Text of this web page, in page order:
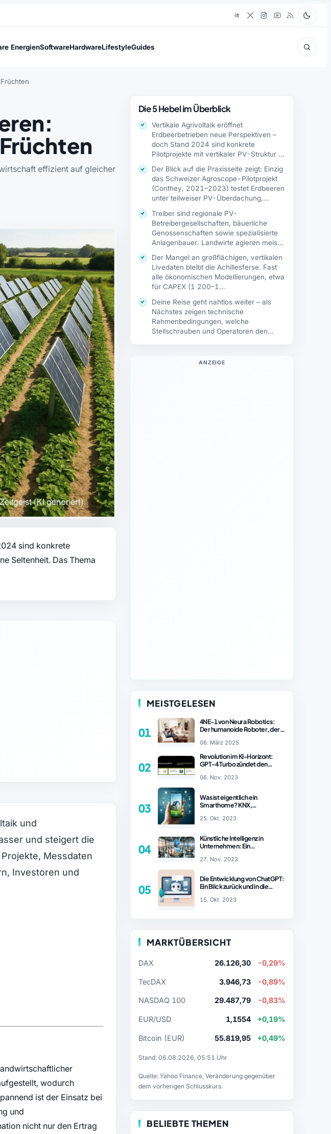
EnergienSoftwareHardwareLifestyleGuides
effizient auf gleicher
sind konkrete
Seltenheit. Das Thema
und
und steigert die
Messdaten
Investoren und
wodurch
ist der Einsatz bei
und
nicht nur den Ertrag
Die 5 Hebel im Überblick
Vertikale Agrivoltaik eröffnet
Erdbeerbetrieben neue Perspektiven –
doch Stand 2024 sind konkrete
Pilotprojekte mit vertikaler PV-Struktur in
Der Blick auf die Praxisseite zeigt: Einzig
das Schweizer Agroscope-Pilotprojekt
(Conthey, 2021–2023) testet Erdbeeren
unter teilweiser PV-Überdachung,
Treiber sind regionale PV-
Betreibergesellschaften, bäuerliche
Genossenschaften sowie spezialisierte
Anlagenbauer. Landwirte agieren meist
jedoch…
Der Mangel an großflächigen, vertikalen
Livedaten bleibt die Achillesferse. Fast
alle ökonomischen Modellierungen, etwa
für CAPEX (1 200–1…
Deine Reise geht nahtlos weiter – als
Nächstes zeigen technische
Rahmenbedingungen, welche
Stellschrauben und Operatoren den
ANZEIGE
MEISTGELESEN
01
4NE-1 von Neura Robotics:
Der humanoide Roboter, der
revolutionieren könnte
06. März 2025
02
Revolution im KI-Horizont:
GPT-4 Turbo zündet den
– ChatGPT Revolution!
06. Nov. 2023
03
Was ist eigentlich ein
Smarthome? KNX,
Vergleich
25. Okt. 2023
04
Künstliche Intelligenz in
Unternehmen: Ein
27. Nov. 2023
05
Die Entwicklung von ChatGPT:
Ein Blick zurück und in die
15. Okt. 2023
MARKTÜBERSICHT
DAX 26.126,30 -0,29%
TecDAX 3.946,73 -0,89%
NASDAQ 100 29.487,79 -0,83%
EUR/USD 1,1554 +0,19%
Bitcoin (EUR) 55.819,95 +0,49%
Stand: 06.08.2026, 05:51 Uhr
Quelle: Yahoo Finance, Veränderung gegenüber
dem vorherigen Schlusskurs.
BELIEBTE THEMEN